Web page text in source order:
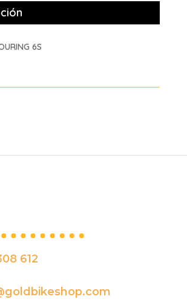
6S
612